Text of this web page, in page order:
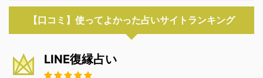
【口コミ】使ってよかった占いサイトランキング
LINE復縁占い